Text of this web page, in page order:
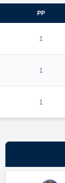
PP
1
1
1